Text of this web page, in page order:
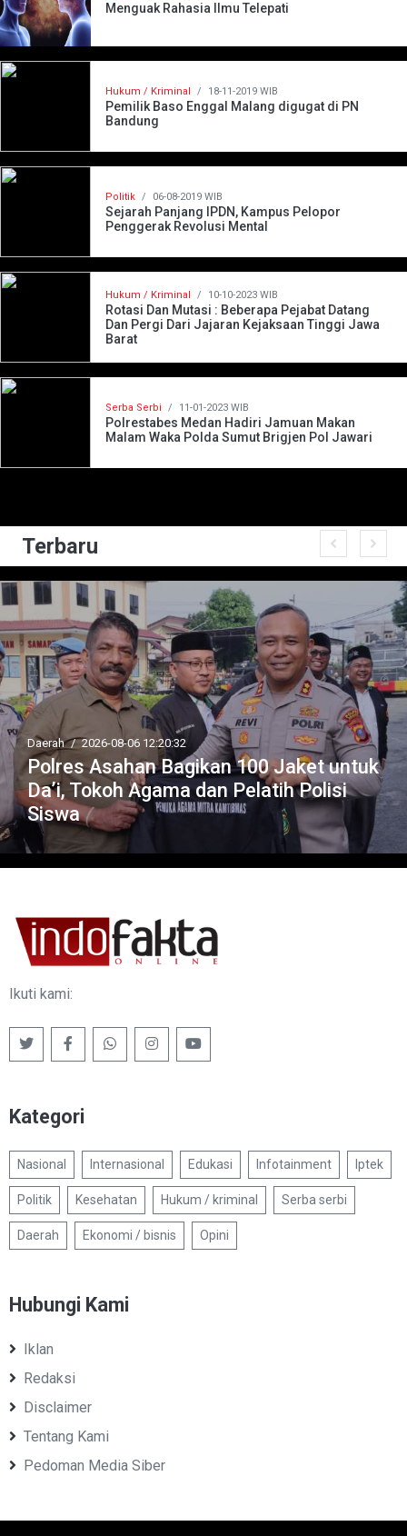
Menguak Rahasia Ilmu Telepati
Hukum / Kriminal / 18-11-2019 WIB
Pemilik Baso Enggal Malang digugat di PN
Bandung
Politik / 06-08-2019 WIB
Sejarah Panjang IPDN, Kampus Pelopor
Penggerak Revolusi Mental
Hukum / Kriminal / 10-10-2023 WIB
Rotasi Dan Mutasi : Beberapa Pejabat Datang
Dan Pergi Dari Jajaran Kejaksaan Tinggi Jawa
Barat
Serba Serbi / 11-01-2023 WIB
Polrestabes Medan Hadiri Jamuan Makan
Malam Waka Polda Sumut Brigjen Pol Jawari
Terbaru
Daerah / 2026-08-06 12:20:32
Polres Asahan Bagikan 100 Jaket untuk
Da’i, Tokoh Agama dan Pelatih Polisi
Siswa
Ikuti kami:
Kategori
Nasional Internasional Edukasi Infotainment Iptek
Politik Kesehatan Hukum / kriminal Serba serbi
Daerah Ekonomi / bisnis Opini
Hubungi Kami
Iklan
Redaksi
Disclaimer
Tentang Kami
Pedoman Media Siber